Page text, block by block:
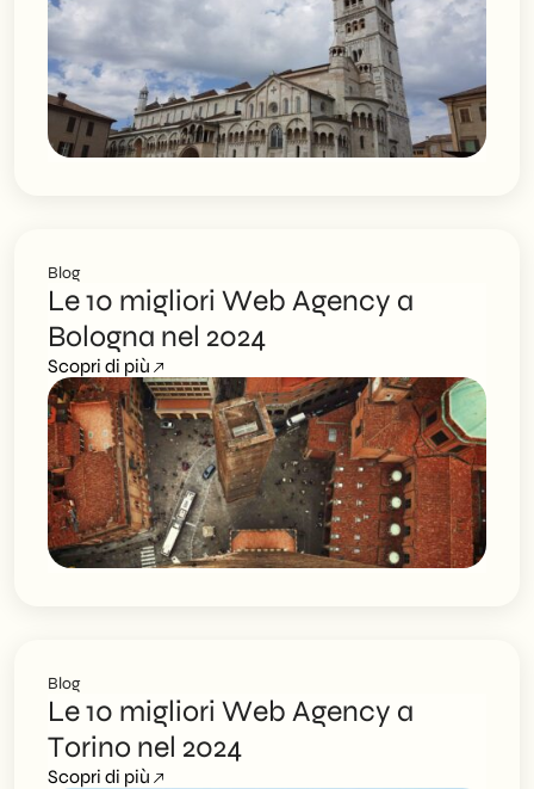
Blog
Le 10 migliori Web Agency a
Bologna nel 2024
Scopri di più
Blog
Le 10 migliori Web Agency a
Torino nel 2024
Scopri di più